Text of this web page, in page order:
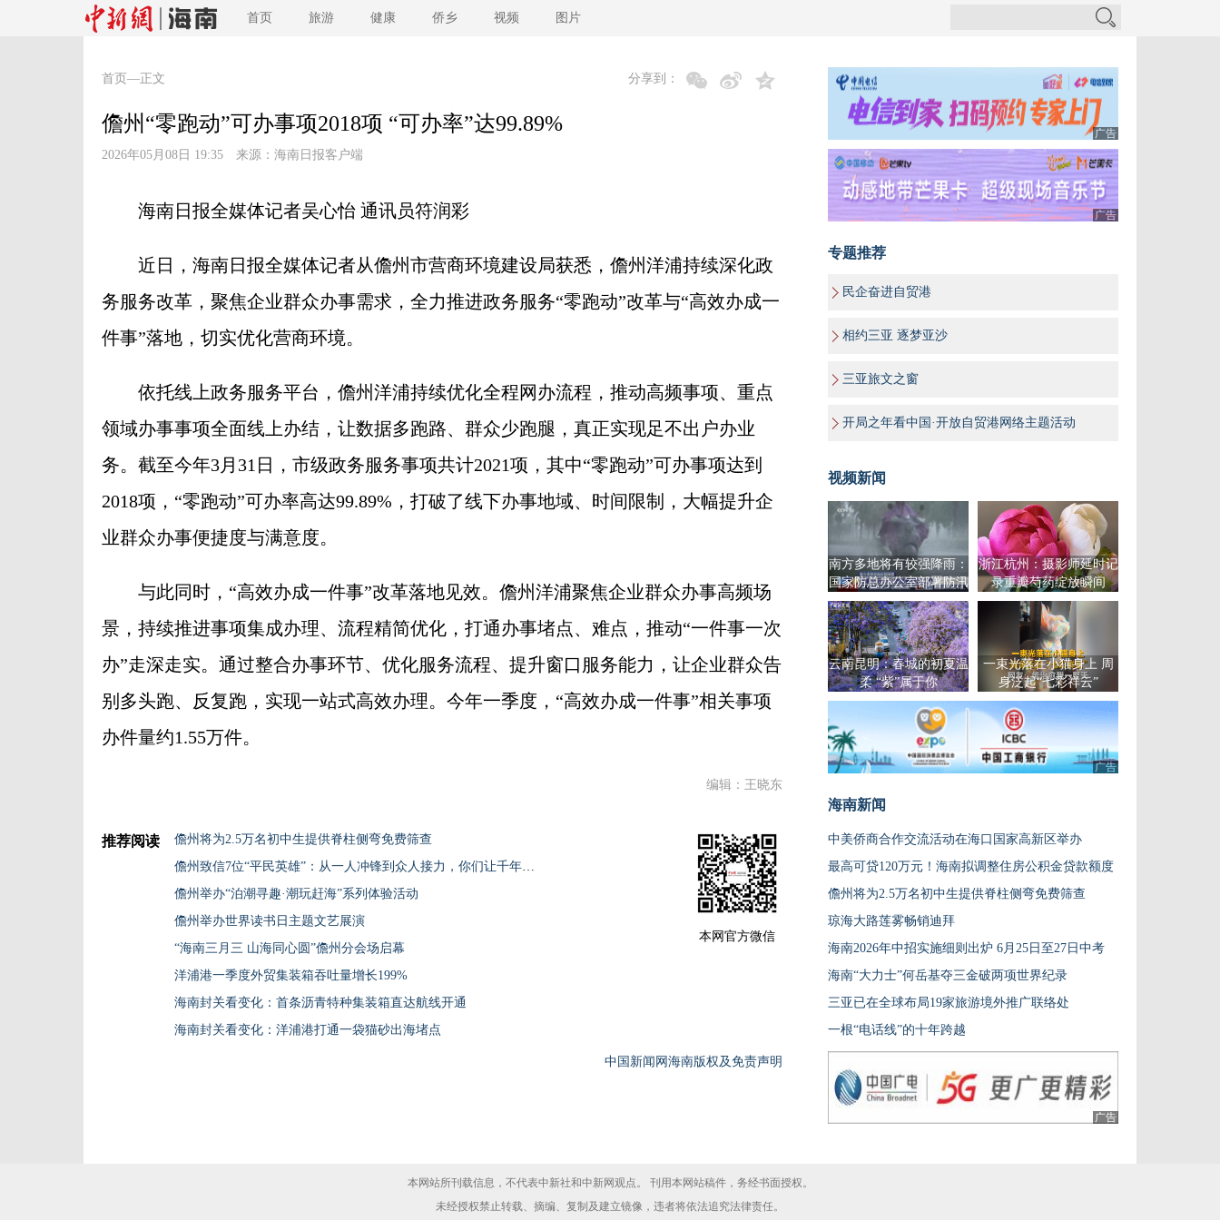
首页 旅游 健康 侨乡 视频 图片
首页 —正文 分享到：
儋州“零跑动”可办事项2018项 “可办率”达99.89%
2026年05月08日 19:35 来源： 海南日报客户端
海南日报全媒体记者吴心怡 通讯员符润彩
近日，海南日报全媒体记者从儋州市营商环境建设局获悉，儋州洋浦持续深化政
务服务改革，聚焦企业群众办事需求，全力推进政务服务“零跑动”改革与“高效办成一
件事”落地，切实优化营商环境。
依托线上政务服务平台，儋州洋浦持续优化全程网办流程，推动高频事项、重点
领域办事事项全面线上办结，让数据多跑路、群众少跑腿，真正实现足不出户办业
务。截至今年3月31日，市级政务服务事项共计2021项，其中“零跑动”可办事项达到
2018项，“零跑动”可办率高达99.89%，打破了线下办事地域、时间限制，大幅提升企
业群众办事便捷度与满意度。
与此同时，“高效办成一件事”改革落地见效。儋州洋浦聚焦企业群众办事高频场
景，持续推进事项集成办理、流程精简优化，打通办事堵点、难点，推动“一件事一次
办”走深走实。通过整合办事环节、优化服务流程、提升窗口服务能力，让企业群众告
别多头跑、反复跑，实现一站式高效办理。今年一季度，“高效办成一件事”相关事项
办件量约1.55万件。
编辑：王晓东
推荐阅读
儋州将为2.5万名初中生提供脊柱侧弯免费筛查
儋州致信7位“平民英雄”：从一人冲锋到众人接力，你们让千年古郡更有温度
儋州举办“泊潮寻趣·潮玩赶海”系列体验活动
儋州举办世界读书日主题文艺展演
“海南三月三 山海同心圆”儋州分会场启幕
洋浦港一季度外贸集装箱吞吐量增长199%
海南封关看变化：首条沥青特种集装箱直达航线开通
海南封关看变化：洋浦港打通一袋猫砂出海堵点
本网官方微信
中国新闻网海南版权及免责声明
广告
广告
专题推荐
民企奋进自贸港
相约三亚 逐梦亚沙
三亚旅文之窗
开局之年看中国·开放自贸港网络主题活动
视频新闻
南方多地将有较强降雨：
国家防总办公室部署防汛
工作
浙江杭州：摄影师延时记
录重瓣芍药绽放瞬间
云南昆明：春城的初夏温
柔 “紫”属于你
一束光落在小猫身上 周
身泛起“七彩祥云”
广告
海南新闻
中美侨商合作交流活动在海口国家高新区举办
最高可贷120万元！海南拟调整住房公积金贷款额度
儋州将为2.5万名初中生提供脊柱侧弯免费筛查
琼海大路莲雾畅销迪拜
海南2026年中招实施细则出炉 6月25日至27日中考
海南“大力士”何岳基夺三金破两项世界纪录
三亚已在全球布局19家旅游境外推广联络处
一根“电话线”的十年跨越
广告
本网站所刊载信息，不代表中新社和中新网观点。 刊用本网站稿件，务经书面授权。
未经授权禁止转载、摘编、复制及建立镜像，违者将依法追究法律责任。